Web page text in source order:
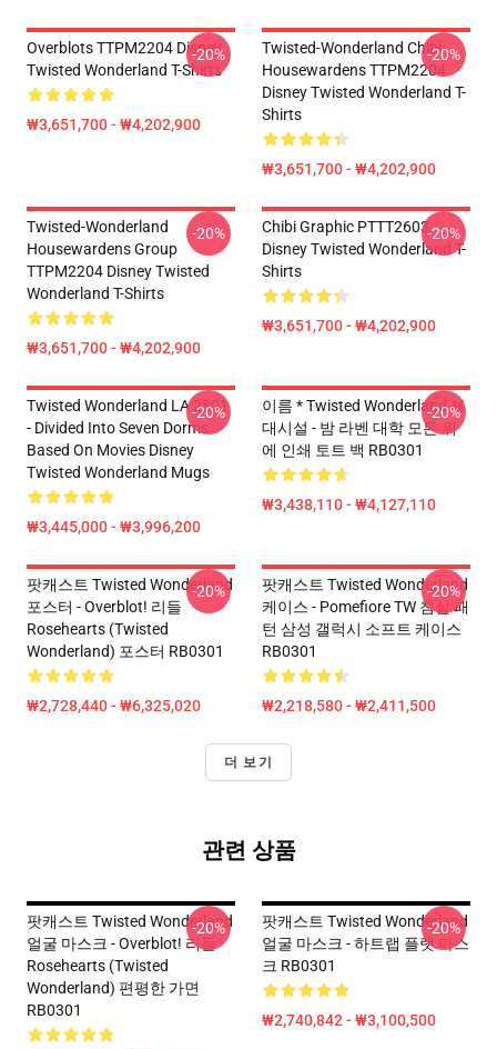
Overblots TTPM2204 Disney
Twisted Wonderland T-Shirts
₩3,651,700 - ₩4,202,900
-20%
Twisted-Wonderland Chibi
Housewardens TTPM2204
Disney Twisted Wonderland T-
Shirts
₩3,651,700 - ₩4,202,900
-20%
Twisted-Wonderland
Housewardens Group
TTPM2204 Disney Twisted
Wonderland T-Shirts
₩3,651,700 - ₩4,202,900
-20%
Chibi Graphic PTTT2603
Disney Twisted Wonderland T-
Shirts
₩3,651,700 - ₩4,202,900
-20%
Twisted Wonderland LA 2801
- Divided Into Seven Dorms
Based On Movies Disney
Twisted Wonderland Mugs
₩3,445,000 - ₩3,996,200
-20%
이름 * Twisted Wonderland 부
대시설 - 밤 라벤 대학 모든 위
에 인쇄 토트 백 RB0301
₩3,438,110 - ₩4,127,110
-20%
팟캐스트 Twisted Wonderland
포스터 - Overblot! 리들
Rosehearts (Twisted
Wonderland) 포스터 RB0301
₩2,728,440 - ₩6,325,020
-20%
팟캐스트 Twisted Wonderland
케이스 - Pomefiore TW 침실 패
턴 삼성 갤럭시 소프트 케이스
RB0301
₩2,218,580 - ₩2,411,500
-20%
더 보기
관련 상품
팟캐스트 Twisted Wonderland
얼굴 마스크 - Overblot! 리들
Rosehearts (Twisted
Wonderland) 편평한 가면
RB0301
-20%
팟캐스트 Twisted Wonderland
얼굴 마스크 - 하트랩 플랫 마스
크 RB0301
₩2,740,842 - ₩3,100,500
-20%